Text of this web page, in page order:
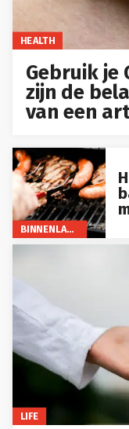
HEALTH
Gebruik je
zijn de
van een
BINNENLAND
LIFE